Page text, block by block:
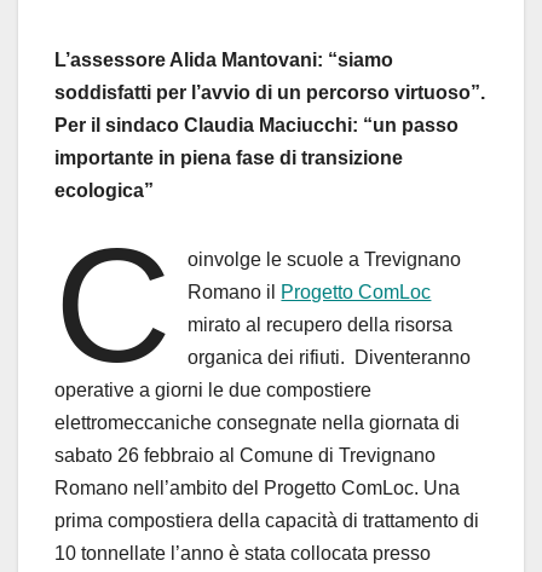
L’assessore Alida Mantovani: “siamo
soddisfatti per l’avvio di un percorso virtuoso”.
Per il sindaco Claudia Maciucchi: “un passo
importante in piena fase di transizione
ecologica”
C
oinvolge le scuole a Trevignano
Romano il Progetto ComLoc
mirato al recupero della risorsa
organica dei rifiuti. Diventeranno
operative a giorni le due compostiere
elettromeccaniche consegnate nella giornata di
sabato 26 febbraio al Comune di Trevignano
Romano nell’ambito del Progetto ComLoc. Una
prima compostiera della capacità di trattamento di
10 tonnellate l’anno è stata collocata presso